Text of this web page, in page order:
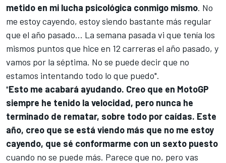
metido en mi lucha psicológica conmigo mismo. No
me estoy cayendo, estoy siendo bastante más regular
que el año pasado... La semana pasada vi que tenía los
mismos puntos que hice en 12 carreras el año pasado, y
vamos por la séptima. No se puede decir que no
estamos intentando todo lo que puedo".
"Esto me acabará ayudando. Creo que en MotoGP
siempre he tenido la velocidad, pero nunca he
terminado de rematar, sobre todo por caídas. Este
año, creo que se está viendo más que no me estoy
cayendo, que sé conformarme con un sexto puesto
cuando no se puede más. Parece que no, pero vas